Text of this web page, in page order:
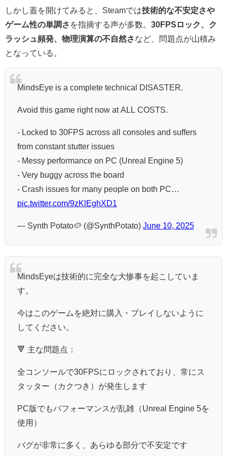
しかし蓋を開けてみると、Steamでは技術的な不安定さや
ゲーム性の単調さ を指摘する声が多数。 30FPSロック、ク
ラッシュ頻発、物理演算の不自然さなど、問題点が山積み
となっている。
MindsEye is a complete technical DISASTER.
Avoid this game right now at ALL COSTS.
- Locked to 30FPS across all consoles and suffers
from constant stutter issues
- Messy performance on PC (Unreal Engine 5)
- Very buggy across the board
- Crash issues for many people on both PC…
pic.twitter.com/9zKlEghXD1
— Synth Potato🥔 (@SynthPotato) June 10, 2025
MindsEyeは技術的に完全な大惨事を起こしていま
す。
今はこのゲームを絶対に購入・プレイしないように
してください。
🔻 主な問題点：
全コンソールで30FPSにロックされており、常にス
タッター（カクつき）が発生します
PC版でもパフォーマンスが乱雑（Unreal Engine 5を
使用）
バグが非常に多く、あらゆる部分で不安定です